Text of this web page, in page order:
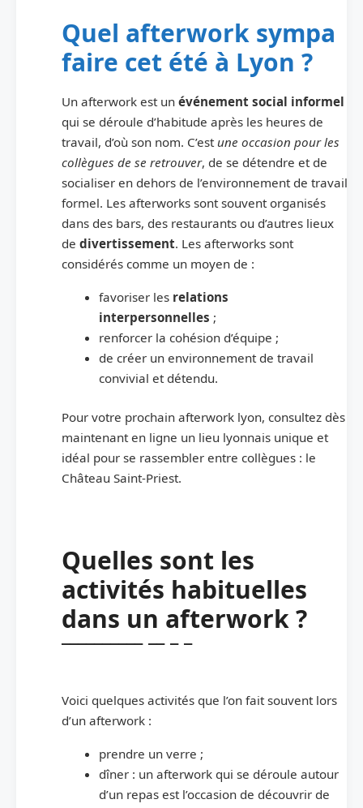
Quel afterwork sympa
faire cet été à Lyon ?
Un afterwork est un événement social informel
qui se déroule d’habitude après les heures de
travail, d’où son nom. C’est une occasion pour les
collègues de se retrouver, de se détendre et de
socialiser en dehors de l’environnement de travail
formel. Les afterworks sont souvent organisés
dans des bars, des restaurants ou d’autres lieux
de divertissement. Les afterworks sont
considérés comme un moyen de :
favoriser les relations
interpersonnelles ;
renforcer la cohésion d’équipe ;
de créer un environnement de travail
convivial et détendu.
Pour votre prochain afterwork lyon, consultez dès
maintenant en ligne un lieu lyonnais unique et
idéal pour se rassembler entre collègues : le
Château Saint-Priest.
Quelles sont les
activités habituelles
dans un afterwork ?
Voici quelques activités que l’on fait souvent lors
d’un afterwork :
prendre un verre ;
dîner : un afterwork qui se déroule autour
d’un repas est l’occasion de découvrir de